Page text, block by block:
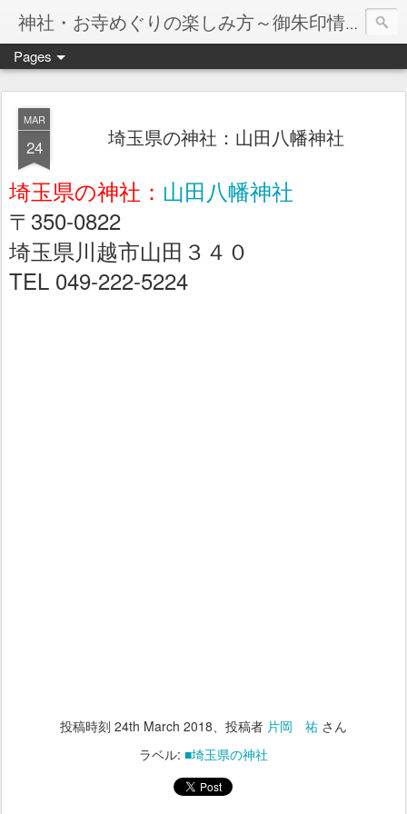
神社・お寺めぐりの楽しみ方～御朱印情報マップ～
Pages
MAR
24 埼玉県の神社：山田八幡神社
埼玉県の神社： 山田八幡神社
〒350-0822
埼玉県川越市山田３４０
TEL 049-222-5224
投稿時刻 24th March 2018、投稿者 片岡 祐 さん
ラベル: ■埼玉県の神社